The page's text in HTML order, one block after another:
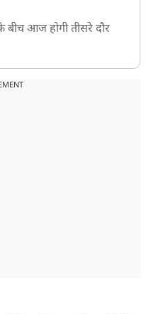
बीच आज होगी तीसरे दौर
सीएम योगी लखनऊ